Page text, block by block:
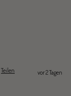
Teilen vor 2 Tagen